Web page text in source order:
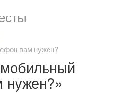
вам нужен?
нужен?»